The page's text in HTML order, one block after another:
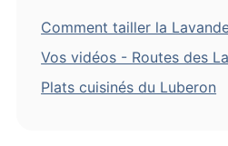
Comment tailler la
Vos vidéos - Routes des
Plats cuisinés du Luberon